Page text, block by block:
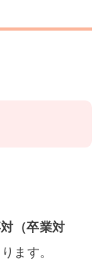
（卒業対
ます。